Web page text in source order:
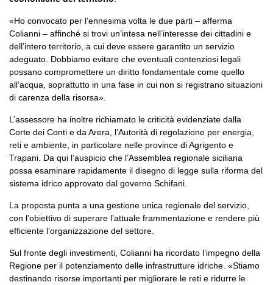
«Ho convocato per l’ennesima volta le due parti – afferma
Colianni – affinché si trovi un’intesa nell’interesse dei cittadini e
dell’intero territorio, a cui deve essere garantito un servizio
adeguato. Dobbiamo evitare che eventuali contenziosi legali
possano compromettere un diritto fondamentale come quello
all’acqua, soprattutto in una fase in cui non si registrano situazioni
di carenza della risorsa».
L’assessore ha inoltre richiamato le criticità evidenziate dalla
Corte dei Conti e da Arera, l’Autorità di regolazione per energia,
reti e ambiente, in particolare nelle province di Agrigento e
Trapani. Da qui l’auspicio che l’Assemblea regionale siciliana
possa esaminare rapidamente il disegno di legge sulla riforma del
sistema idrico approvato dal governo Schifani.
La proposta punta a una gestione unica regionale del servizio,
con l’obiettivo di superare l’attuale frammentazione e rendere più
efficiente l’organizzazione del settore.
Sul fronte degli investimenti, Colianni ha ricordato l’impegno della
Regione per il potenziamento delle infrastrutture idriche. «Stiamo
destinando risorse importanti per migliorare le reti e ridurre le